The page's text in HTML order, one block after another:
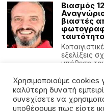
Powered with by
Χρησιμοποιούμε
καλύτερη δυνατή
συνεχίσετε να
υποθέσουμε πως είστε
Βιασμός
βιαστές
εξελίξεις
υπόθεση
Βουλή:
τον